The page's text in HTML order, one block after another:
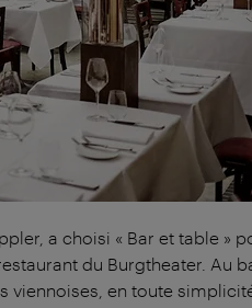
a choisi « Bar et table »
du Burgtheater. Au
viennoises, en toute